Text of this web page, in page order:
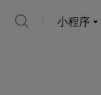
小程序